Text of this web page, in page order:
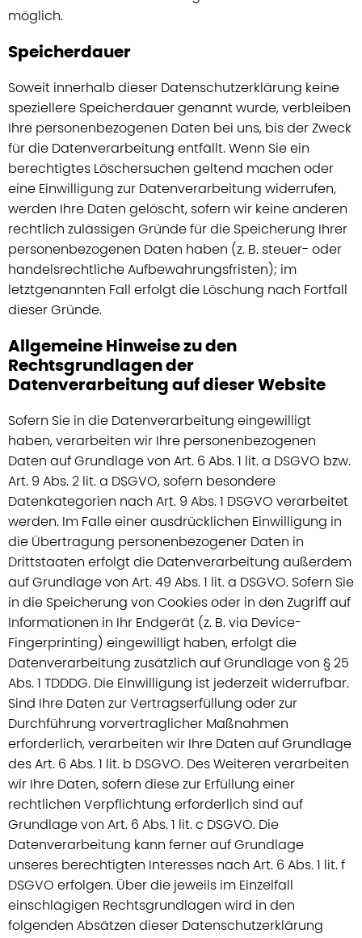
möglich.
Speicherdauer
Soweit innerhalb dieser Datenschutzerklärung keine
speziellere Speicherdauer genannt wurde, verbleiben
Ihre personenbezogenen Daten bei uns, bis der Zweck
für die Datenverarbeitung entfällt. Wenn Sie ein
berechtigtes Löschersuchen geltend machen oder
eine Einwilligung zur Datenverarbeitung widerrufen,
werden Ihre Daten gelöscht, sofern wir keine anderen
rechtlich zulässigen Gründe für die Speicherung Ihrer
personenbezogenen Daten haben (z. B. steuer- oder
handelsrechtliche Aufbewahrungsfristen); im
letztgenannten Fall erfolgt die Löschung nach Fortfall
dieser Gründe.
Allgemeine Hinweise zu den
Rechtsgrundlagen der
Datenverarbeitung auf dieser Website
Sofern Sie in die Datenverarbeitung eingewilligt
haben, verarbeiten wir Ihre personenbezogenen
Daten auf Grundlage von Art. 6 Abs. 1 lit. a DSGVO bzw.
Art. 9 Abs. 2 lit. a DSGVO, sofern besondere
Datenkategorien nach Art. 9 Abs. 1 DSGVO verarbeitet
werden. Im Falle einer ausdrücklichen Einwilligung in
die Übertragung personenbezogener Daten in
Drittstaaten erfolgt die Datenverarbeitung außerdem
auf Grundlage von Art. 49 Abs. 1 lit. a DSGVO. Sofern Sie
in die Speicherung von Cookies oder in den Zugriff auf
Informationen in Ihr Endgerät (z. B. via Device-
Fingerprinting) eingewilligt haben, erfolgt die
Datenverarbeitung zusätzlich auf Grundlage von § 25
Abs. 1 TDDDG. Die Einwilligung ist jederzeit widerrufbar.
Sind Ihre Daten zur Vertragserfüllung oder zur
Durchführung vorvertraglicher Maßnahmen
erforderlich, verarbeiten wir Ihre Daten auf Grundlage
des Art. 6 Abs. 1 lit. b DSGVO. Des Weiteren verarbeiten
wir Ihre Daten, sofern diese zur Erfüllung einer
rechtlichen Verpflichtung erforderlich sind auf
Grundlage von Art. 6 Abs. 1 lit. c DSGVO. Die
Datenverarbeitung kann ferner auf Grundlage
unseres berechtigten Interesses nach Art. 6 Abs. 1 lit. f
DSGVO erfolgen. Über die jeweils im Einzelfall
einschlägigen Rechtsgrundlagen wird in den
folgenden Absätzen dieser Datenschutzerklärung